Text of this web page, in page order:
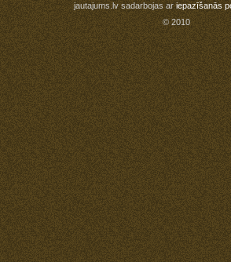
jautajums.lv sadarbojas ariepazīšanās
© 2010